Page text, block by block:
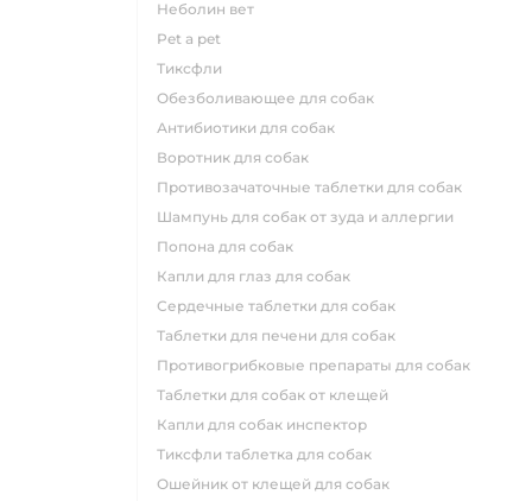
неболин вет
pet a pet
тиксфли
обезболивающее для собак
антибиотики для собак
воротник для собак
противозачаточные таблетки для собак
шампунь для собак от зуда и аллергии
попона для собак
капли для глаз для собак
сердечные таблетки для собак
таблетки для печени для собак
противогрибковые препараты для собак
таблетки для собак от клещей
капли для собак инспектор
тиксфли таблетка для собак
ошейник от клещей для собак